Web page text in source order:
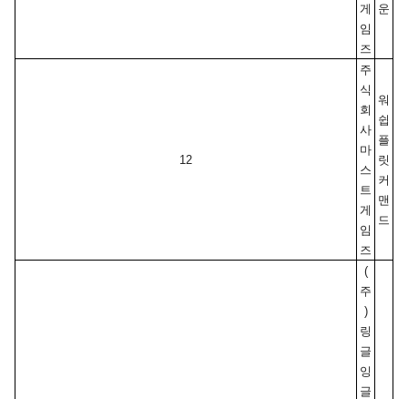
게
임
즈
운
12
주
식
회
사
마
스
트
게
임
즈
워
쉽
플
릿
커
맨
드
(
주
)
링
글
잉
글